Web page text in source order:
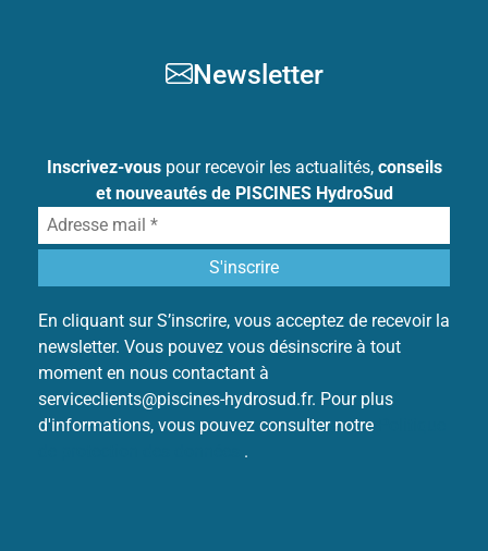
Newsletter
Inscrivez-vouspour recevoir les actualités, conseils
et nouveautés de PISCINES HydroSud
En cliquant sur S’inscrire, vous acceptez de recevoir la
newsletter. Vous pouvez vous désinscrire à tout
moment en nous contactant à
serviceclients@piscines-hydrosud.fr. Pour plus
d'informations, vous pouvez consulter notre
.